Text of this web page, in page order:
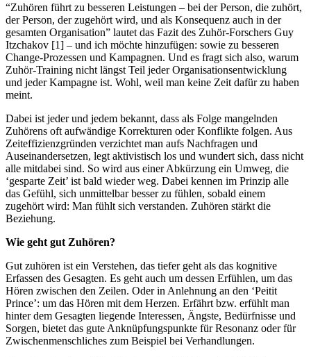
“Zuhören führt zu besseren Leistungen – bei der Person, die zuhört,
der Person, der zugehört wird, und als Konsequenz auch in der
gesamten Organisation” lautet das Fazit des Zuhör-Forschers Guy
Itzchakov [1] – und ich möchte hinzufügen: sowie zu besseren
Change-Prozessen und Kampagnen. Und es fragt sich also, warum
Zuhör-Training nicht längst Teil jeder Organisationsentwicklung
und jeder Kampagne ist. Wohl, weil man keine Zeit dafür zu haben
meint.
Dabei ist jeder und jedem bekannt, dass als Folge mangelnden
Zuhörens oft aufwändige Korrekturen oder Konflikte folgen. Aus
Zeiteffizienzgründen verzichtet man aufs Nachfragen und
Auseinandersetzen, legt aktivistisch los und wundert sich, dass nicht
alle mitdabei sind. So wird aus einer Abkürzung ein Umweg, die
‘gesparte Zeit’ ist bald wieder weg. Dabei kennen im Prinzip alle
das Gefühl, sich unmittelbar besser zu fühlen, sobald einem
zugehört wird: Man fühlt sich verstanden. Zuhören stärkt die
Beziehung.
Wie geht gut Zuhören?
Gut zuhören ist ein Verstehen, das tiefer geht als das kognitive
Erfassen des Gesagten. Es geht auch um dessen Erfühlen, um das
Hören zwischen den Zeilen. Oder in Anlehnung an den ‘Peitit
Prince’: um das Hören mit dem Herzen. Erfährt bzw. erfühlt man
hinter dem Gesagten liegende Interessen, Ängste, Bedürfnisse und
Sorgen, bietet das gute Anknüpfungspunkte für Resonanz oder für
Zwischenmenschliches zum Beispiel bei Verhandlungen.